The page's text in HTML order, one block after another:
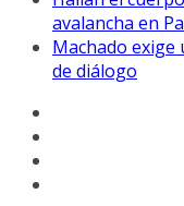
avalancha en
Machado exige
de diálogo